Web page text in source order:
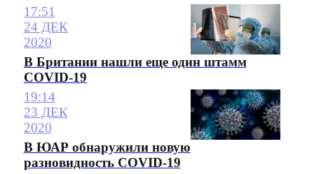
17:51
24 ДЕК
2020
В Британии нашли еще один штамм
COVID-19
19:14
23 ДЕК
2020
В ЮАР обнаружили новую
разновидность COVID-19